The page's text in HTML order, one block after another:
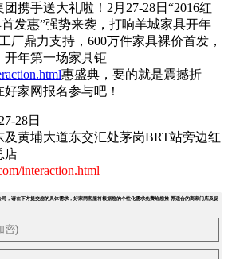
携手送大礼啦！2月27-28日“2016红
发惠”强势来袭，打响羊城家具开年
厂鼎力支持，600万件家具裸价首发，
开年第一场家具钜
惠盛典，要的就是震撼折
家网报名参与吧！
28日
黄埔大道东交汇处茅岗BRT站旁边红
店
interaction.html
，请在下方提交您的具体需求，好家网客服将根据您的个性化需求免费给您推 荐适合的商家门店及促